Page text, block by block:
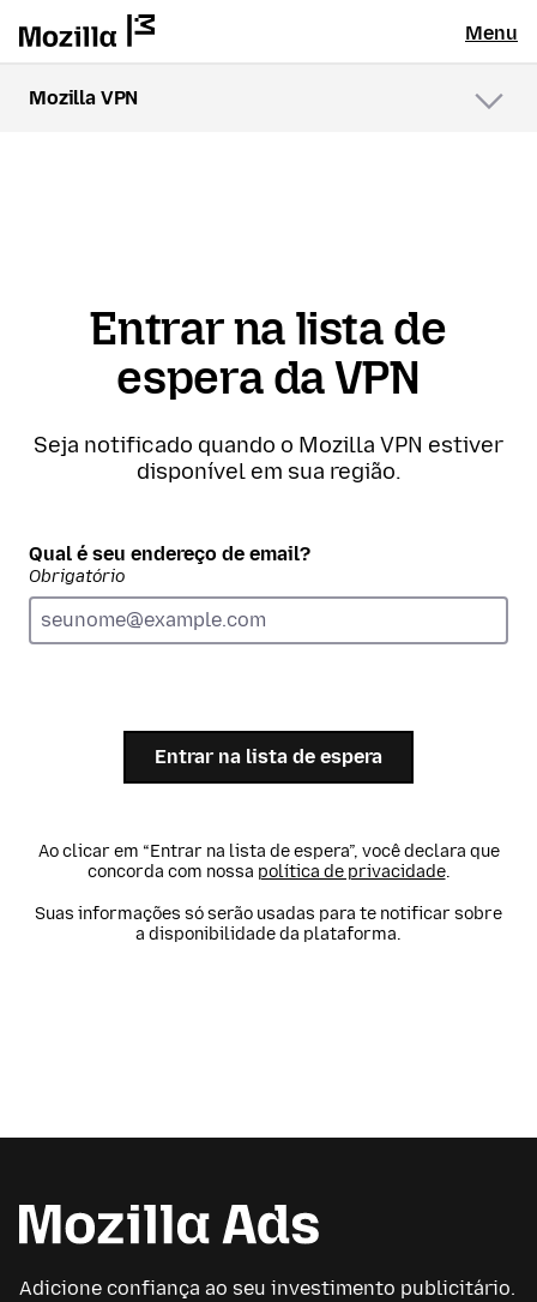
Menu
Mozilla VPN
Entrar na lista de
espera da VPN
Seja notificado quando o Mozilla VPN estiver
disponível em sua região.
Qual é seu endereço de email?
Obrigatório
Entrar na lista de espera
Ao clicar em “Entrar na lista de espera”, você declara que
concorda com nossa política de privacidade.
Suas informações só serão usadas para te notificar sobre
a disponibilidade da plataforma.
Adicione confiança ao seu investimento publicitário.